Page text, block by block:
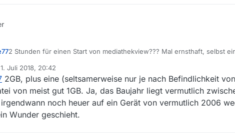
2 Stunden für einen Start von mediathekview??? Mal ernsthaft, selbst
Selbst ein billigster Windows PC startet schneller als dein jetziges Ding.
1. Juli 2018, 20:42
von
2GB, plus eine (seltsamerweise nur je nach Befindlichkeit
von meist gut 1GB. Ja, das Baujahr liegt vermutlich
noch heuer auf ein Gerät von vermutlich 2006
Wunder geschieht.